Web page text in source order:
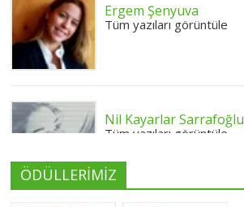
Ergem Şenyuva
Tüm yazıları görüntüle
Nil Kayarlar Sarrafoğlu
Tüm yazıları görüntüle
ÖDÜLLERİMİZ